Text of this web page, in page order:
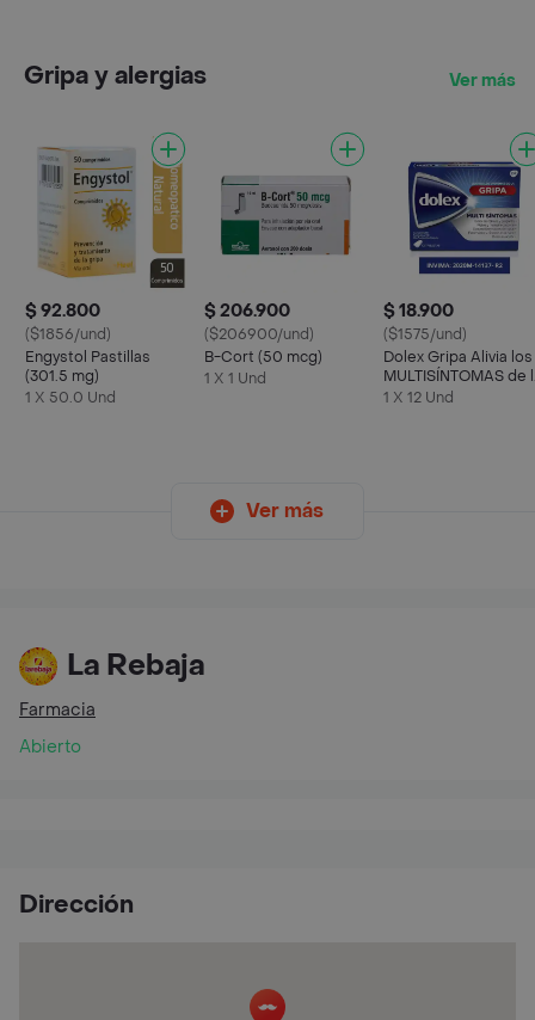
Gripa y alergias Ver más
$ 92.800
($1856/und)
Engystol Pastillas
(301.5 mg)
1 X 50.0 Und
$ 206.900
($206900/und)
B-Cort (50 mcg)
1 X 1 Und
$ 18.900
($1575/und)
Dolex Gripa Alivia los
MULTISÍNTOMAS de
Gripa X 12 tabs
1 X 12 Und
Ver más
La Rebaja
Farmacia
Abierto
Dirección